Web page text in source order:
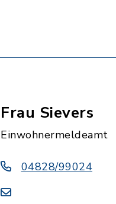
Frau Sievers
Einwohnermeldeamt
04828/99024